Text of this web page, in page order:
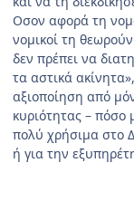
Oσον αφορά τη
νομικοί τη
δεν πρέπει να
τα αστικά
αξιοποίηση από
κυριότητας –
πολύ χρήσιμα στο
ή για την